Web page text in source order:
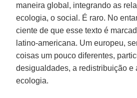
maneira global, integrando as
ecologia, o social. É raro. No
ciente de que esse texto é
latino-americana. Um europeu,
coisas um pouco diferentes,
desigualdades, a redistribuição e
ecologia.